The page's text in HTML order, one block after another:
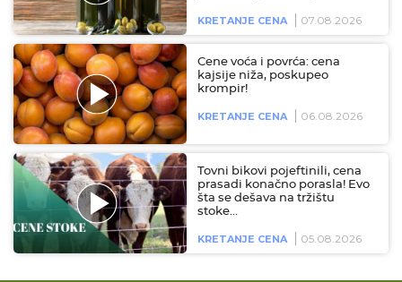
KRETANJE CENA 07.08.2026
Cene voća i povrća: cena
kajsije niža, poskupeo
krompir!
KRETANJE CENA 06.08.2026
Tovni bikovi pojeftinili, cena
prasadi konačno porasla! Evo
šta se dešava na tržištu
stoke…
KRETANJE CENA 05.08.2026